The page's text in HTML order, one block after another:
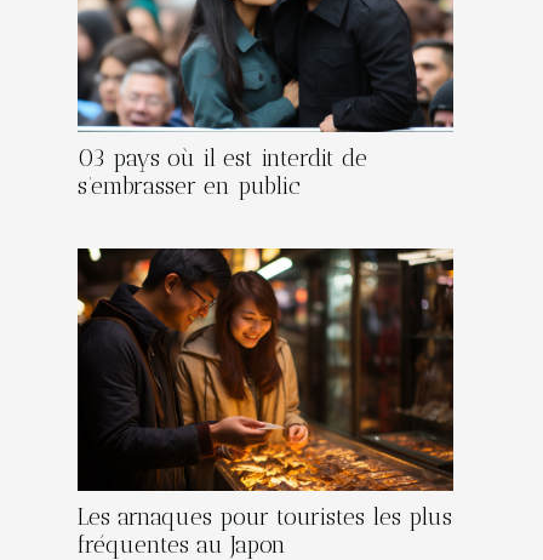
03 pays où il est interdit de
s’embrasser en public
Les arnaques pour touristes les plus
fréquentes au Japon